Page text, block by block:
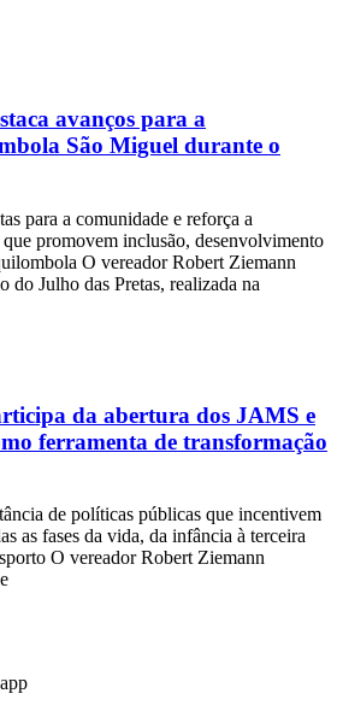
avanços para a
São Miguel durante o
para a comunidade e reforça a
promovem inclusão, desenvolvimento
O vereador Robert Ziemann
do Julho das Pretas, realizada na
da abertura dos JAMS e
ferramenta de transformação
de políticas públicas que incentivem
as fases da vida, da infância à terceira
O vereador Robert Ziemann